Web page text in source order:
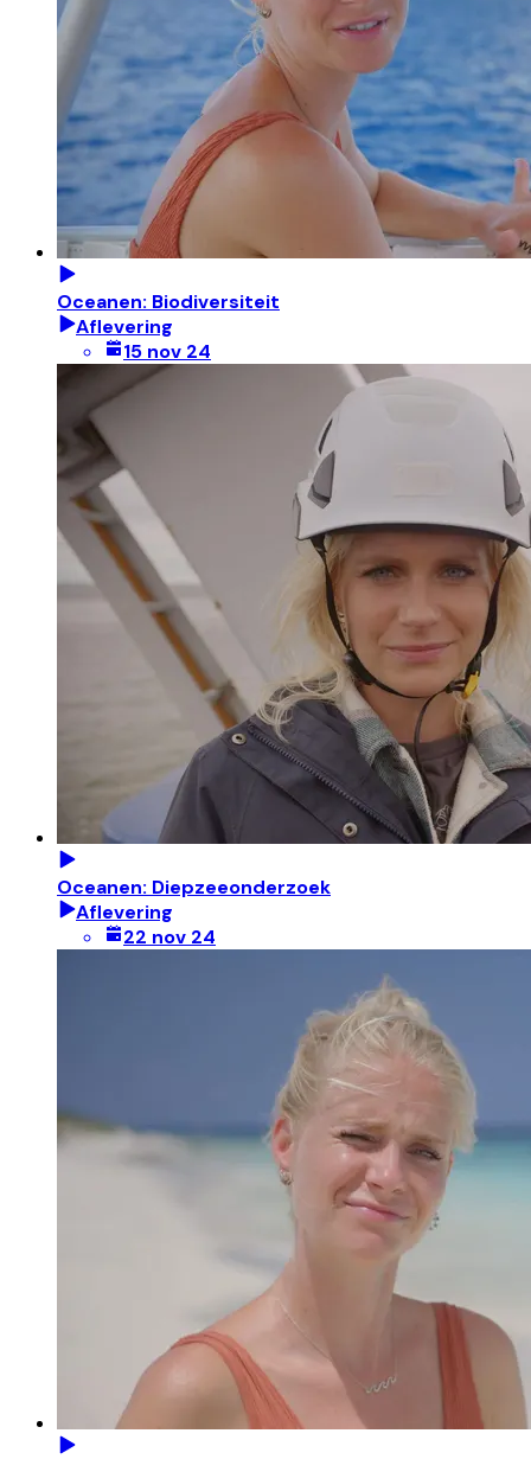
Oceanen: Biodiversiteit
Aflevering
15 nov 24
Oceanen: Diepzeeonderzoek
Aflevering
22 nov 24